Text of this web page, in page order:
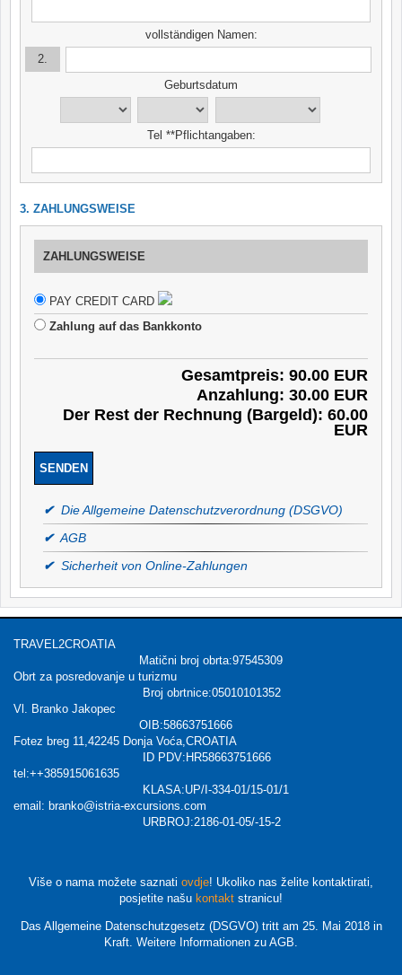
vollständigen Namen:
2.
Geburtsdatum
Tel **Pflichtangaben:
3. ZAHLUNGSWEISE
ZAHLUNGSWEISE
PAY CREDIT CARD
Zahlung auf das Bankkonto
Gesamtpreis: 90.00 EUR
Anzahlung: 30.00 EUR
Der Rest der Rechnung (Bargeld): 60.00
EUR
✔ Die Allgemeine Datenschutzverordnung (DSGVO)
✔ AGB
✔ Sicherheit von Online-Zahlungen
TRAVEL2CROATIA
Matični broj obrta:97545309
Obrt za posredovanje u turizmu
Broj obrtnice:05010101352
Vl. Branko Jakopec
OIB:58663751666
Fotez breg 11,42245 Donja Voća,CROATIA
ID PDV:HR58663751666
tel:++385915061635
KLASA:UP/I-334-01/15-01/1
email: branko@istria-excursions.com
URBROJ:2186-01-05/-15-2
Više o nama možete saznati ovdje! Ukoliko nas želite kontaktirati,
posjetite našu kontakt stranicu!
Das Allgemeine Datenschutzgesetz (DSGVO) tritt am 25. Mai 2018 in
Kraft. Weitere Informationen zu AGB.